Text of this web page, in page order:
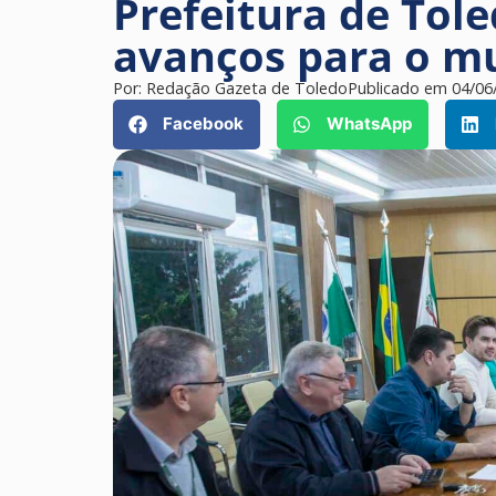
Prefeitura de
avanços para o
Por: Redação Gazeta de ToledoPublicado em 04/
Facebook
WhatsApp